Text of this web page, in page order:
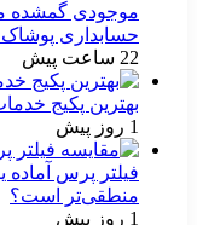
موجودی گمشده
حسابداری پوشاک
22 ساعت پیش
بهترین پکیج
1 روز پیش
فیلتر پرس آماده
منطقی‌تر است؟
1 روز پیش